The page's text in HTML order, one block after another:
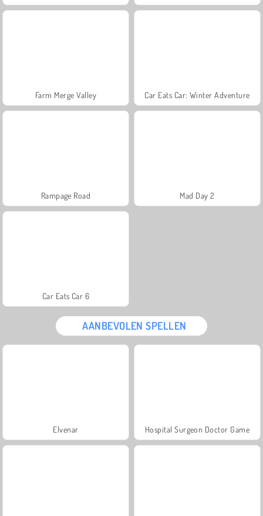
Farm Merge Valley Car Eats Car: Winter Adventure
Rampage Road Mad Day 2
Car Eats Car 6
AANBEVOLEN SPELLEN
Elvenar Hospital Surgeon Doctor Game